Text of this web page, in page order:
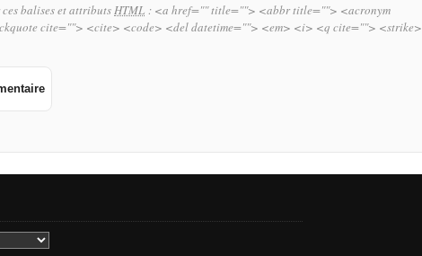
balises et attributsHTML : <a href="" title=""> <abbr title=""> <acronym
cite=""> <cite> <code> <del datetime=""> <em> <i> <q cite=""> <strike>